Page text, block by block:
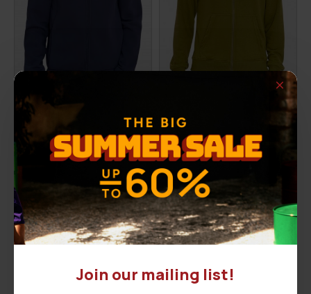
Join our mailing list!
ALEXANDER Zip Hoodie
30,00€
ΑΡΧΙΚΗ ΑΝΑΓΡΑΦΟΜΕΝΗ ΤΙΜΗ:
(-35%)
ΚΑΛΥΤΕΡΗ ΤΙΜΗ 30 ΗΜΕΡΩΝ: 30,00€
DOYLE Zip Hoodie
30,00€
ΑΡΧΙΚΗ ΑΝΑΓΡΑΦΟΜΕΝΗ ΤΙΜΗ: 45,90€ (-35%)
ΚΑΛΥΤΕΡΗ ΤΙΜΗ 30 ΗΜΕΡΩΝ: 30,00€